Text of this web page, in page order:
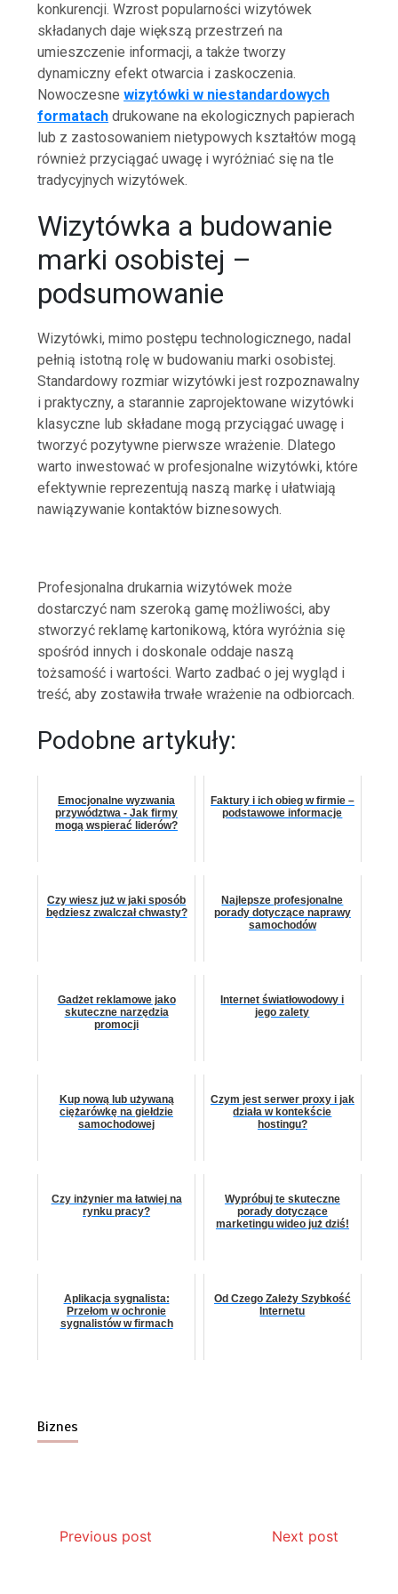
konkurencji. Wzrost popularności wizytówek
składanych daje większą przestrzeń na
umieszczenie informacji, a także tworzy
dynamiczny efekt otwarcia i zaskoczenia.
Nowoczesnewizytówki w niestandardowych
formatach drukowane na ekologicznych papierach
lub z zastosowaniem nietypowych kształtów mogą
również przyciągać uwagę i wyróżniać się na tle
tradycyjnych wizytówek.
Wizytówka a budowanie
marki osobistej –
podsumowanie
Wizytówki, mimo postępu technologicznego, nadal
pełnią istotną rolę w budowaniu marki osobistej.
Standardowy rozmiar wizytówki jest rozpoznawalny
i praktyczny, a starannie zaprojektowane wizytówki
klasyczne lub składane mogą przyciągać uwagę i
tworzyć pozytywne pierwsze wrażenie. Dlatego
warto inwestować w profesjonalne wizytówki, które
efektywnie reprezentują naszą markę i ułatwiają
nawiązywanie kontaktów biznesowych.
Profesjonalna drukarnia wizytówek może
dostarczyć nam szeroką gamę możliwości, aby
stworzyć reklamę kartonikową, która wyróżnia się
spośród innych i doskonale oddaje naszą
tożsamość i wartości. Warto zadbać o jej wygląd i
treść, aby zostawiła trwałe wrażenie na odbiorcach.
Podobne artykuły:
Emocjonalne wyzwania
przywództwa - Jak firmy
mogą wspierać liderów?
Faktury i ich obieg w firmie –
podstawowe informacje
Czy wiesz już w jaki sposób
będziesz zwalczał chwasty?
Najlepsze profesjonalne
porady dotyczące naprawy
samochodów
Gadżet reklamowe jako
skuteczne narzędzia
promocji
Internet światłowodowy i
jego zalety
Kup nową lub używaną
ciężarówkę na giełdzie
samochodowej
Czym jest serwer proxy i jak
działa w kontekście
hostingu?
Czy inżynier ma łatwiej na
rynku pracy?
Wypróbuj te skuteczne
porady dotyczące
marketingu wideo już dziś!
Aplikacja sygnalista:
Przełom w ochronie
sygnalistów w firmach
Od Czego Zależy Szybkość
Internetu
Biznes
Previous post Next post